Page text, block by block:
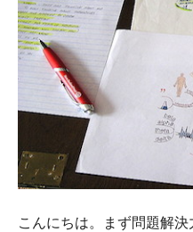
こんにちは。まず問題解